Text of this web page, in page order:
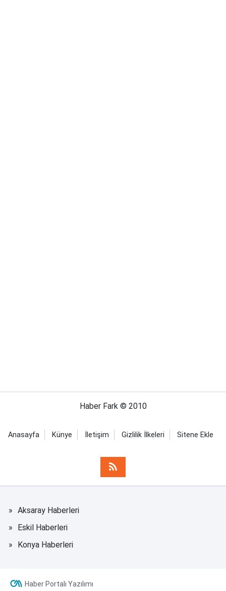
Haber Fark © 2010
Anasayfa Künye İletişim Gizlilik İlkeleri Sitene Ekle
Aksaray Haberleri
Eskil Haberleri
Konya Haberleri
Haber Portalı Yazılımı